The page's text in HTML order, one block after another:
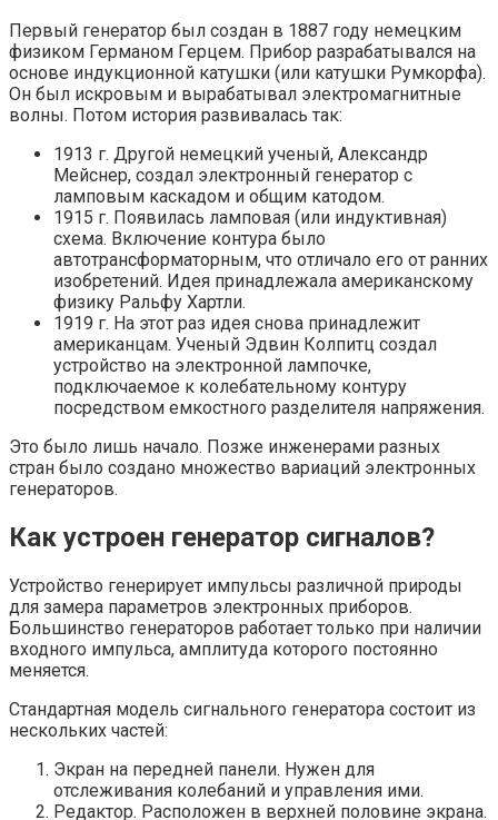
Первый генератор был создан в 1887 году немецким
физиком Германом Герцем. Прибор разрабатывался на
основе индукционной катушки (или катушки Румкорфа).
Он был искровым и вырабатывал электромагнитные
волны. Потом история развивалась так:
1913 г. Другой немецкий ученый, Александр
Мейснер, создал электронный генератор с
ламповым каскадом и общим катодом.
1915 г. Появилась ламповая (или индуктивная)
схема. Включение контура было
автотрансформаторным, что отличало его от ранних
изобретений. Идея принадлежала американскому
физику Ральфу Хартли.
1919 г. На этот раз идея снова принадлежит
американцам. Ученый Эдвин Колпитц создал
устройство на электронной лампочке,
подключаемое к колебательному контуру
посредством емкостного разделителя напряжения.
Это было лишь начало. Позже инженерами разных
стран было создано множество вариаций электронных
генераторов.
Как устроен генератор сигналов?
Устройство генерирует импульсы различной природы
для замера параметров электронных приборов.
Большинство генераторов работает только при наличии
входного импульса, амплитуда которого постоянно
меняется.
Стандартная модель сигнального генератора состоит из
нескольких частей:
Экран на передней панели. Нужен для
отслеживания колебаний и управления ими.
Редактор. Расположен в верхней половине экрана.